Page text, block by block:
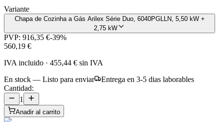
Variante
Chapa de Cozinha a Gás Arilex Série Duo, 6040PGLLN, 5,50 kW +
2,75 kW
PVP: 916,35 €-39%
560,19 €
IVA incluido · 455,44 € sin IVA
En stock — Listo para enviar
Entrega en 3-5 dias laborables
Cantidad:
1
Anadir al carrito